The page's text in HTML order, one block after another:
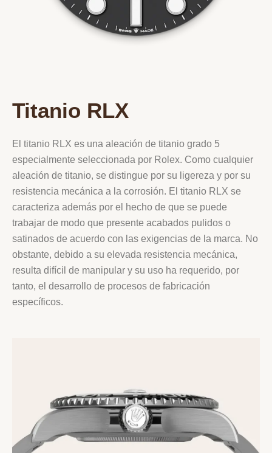
Titanio RLX
El titanio RLX es una aleación de titanio grado 5
especialmente seleccionada por Rolex. Como cualquier
aleación de titanio, se distingue por su ligereza y por su
resistencia mecánica a la corrosión. El titanio RLX se
caracteriza además por el hecho de que se puede
trabajar de modo que presente acabados pulidos o
satinados de acuerdo con las exigencias de la marca. No
obstante, debido a su elevada resistencia mecánica,
resulta difícil de manipular y su uso ha requerido, por
tanto, el desarrollo de procesos de fabricación
específicos.